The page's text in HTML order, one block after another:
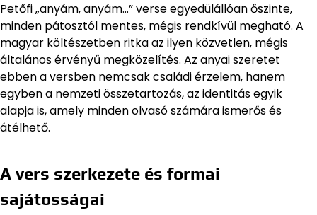
Petőfi „anyám, anyám…” verse egyedülállóan őszinte,
minden pátosztól mentes, mégis rendkívül megható. A
magyar költészetben ritka az ilyen közvetlen, mégis
általános érvényű megközelítés. Az anyai szeretet
ebben a versben nemcsak családi érzelem, hanem
egyben a nemzeti összetartozás, az identitás egyik
alapja is, amely minden olvasó számára ismerős és
átélhető.
A vers szerkezete és formai
sajátosságai